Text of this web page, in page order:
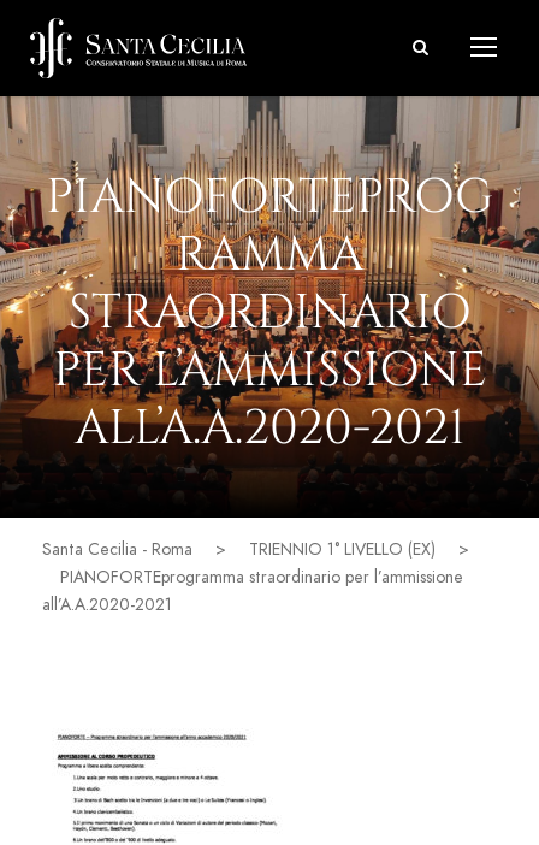
PIANOFORTEPROG
RAMMA
STRAORDINARIO
PER L’AMMISSIONE
ALL’A.A.2020-2021
Santa Cecilia - Roma > TRIENNIO 1° LIVELLO (EX)
>
PIANOFORTEprogramma straordinario per l’ammissione
all’A.A.2020-2021